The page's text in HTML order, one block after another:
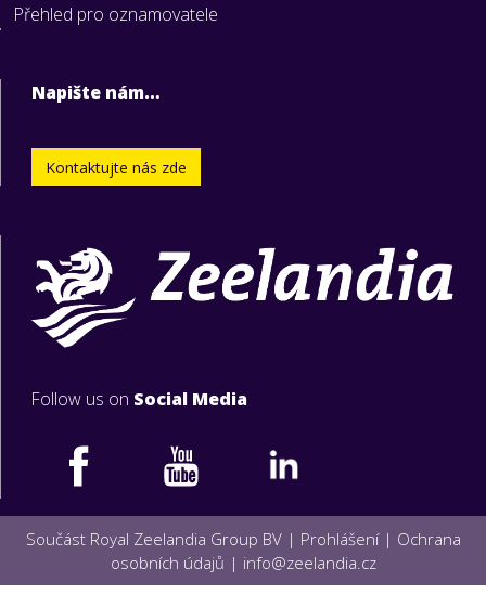
Přehled pro oznamovatele
Napište nám…
Kontaktujte nás zde
Follow us on Social Media
Součást Royal Zeelandia Group BV | Prohlášení| Ochrana
osobních údajů | info@zeelandia.cz